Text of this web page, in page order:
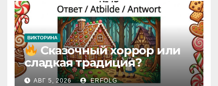
ВИКТОРИНА
Сказочный хоррор или
сладкая традиция?
Открываем секреты
АВГ 5, 2026 ERFOLG